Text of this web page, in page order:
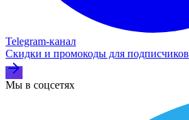
Telegram‑канал
Скидки и промокоды для подписчиков
Мы в соцсетях